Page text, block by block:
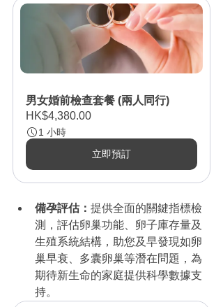
男女婚前檢查套餐 (兩人同行)
HK$4,380.00
1 小時
立即預訂
備孕評估： 提供全面的關鍵指標檢
測，評估卵巢功能、卵子庫存量及
生殖系統結構，助您及早發現如卵
巢早衰、多囊卵巢等潛在問題，為
期待新生命的家庭提供科學數據支
持。